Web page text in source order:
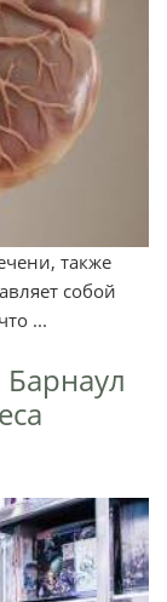
также
собой
...